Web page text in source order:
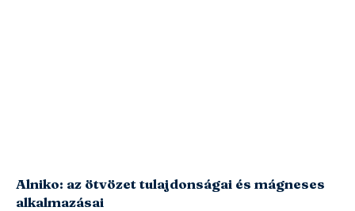
Alniko: az ötvözet tulajdonságai és mágneses
alkalmazásai